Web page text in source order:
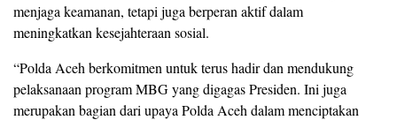
menjaga keamanan, tetapi juga berperan aktifdalam
meningkatkan kesejahteraan sosial.
“Polda Aceh berkomitmen untukterushadirdan mendukung
pelaksanaan programMBGyangdigagasPresiden. Ini juga
merupakan bagian dari upaya Polda Aceh dalammenciptakan